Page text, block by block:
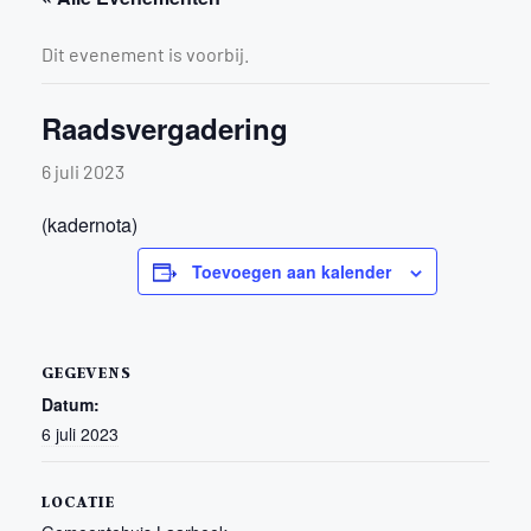
Dit evenement is voorbij.
Raadsvergadering
6 juli 2023
(kadernota)
Toevoegen aan kalender
GEGEVENS
Datum:
6 juli 2023
LOCATIE